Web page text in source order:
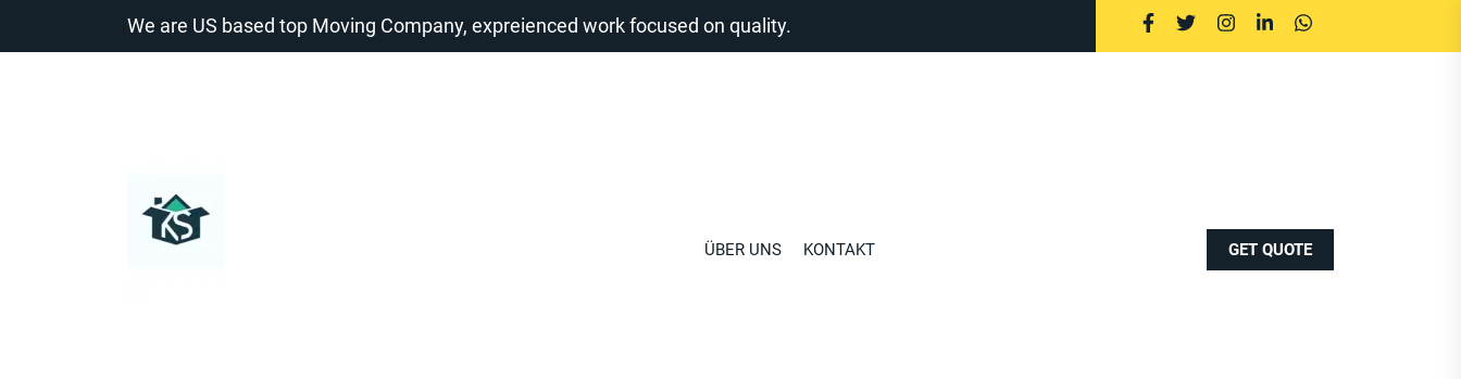
We are US based top Moving Company, expreienced work focused on quality.
ÜBER UNS KONTAKT GET QUOTE